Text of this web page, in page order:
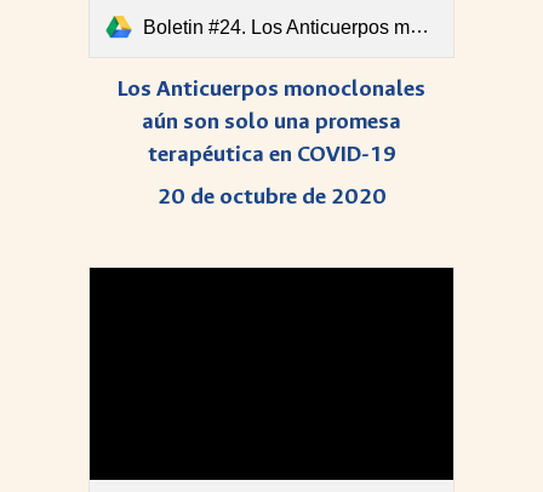
Boletin #24. Los Anticuerpos monoclonales aún son solo una promesa terapéutica en COVID-19..pdf
Los Anticuerpos monoclonales
aún son solo una promesa
terapéutica en COVID-19
20 de octubre de 2020